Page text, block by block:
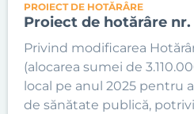
PROIECT DE HOTĂRÂRE
Proiect de hotărâre nr.
Privind modificarea
(alocarea sumei de
local pe anul 2025 pentru
de sănătate publică,